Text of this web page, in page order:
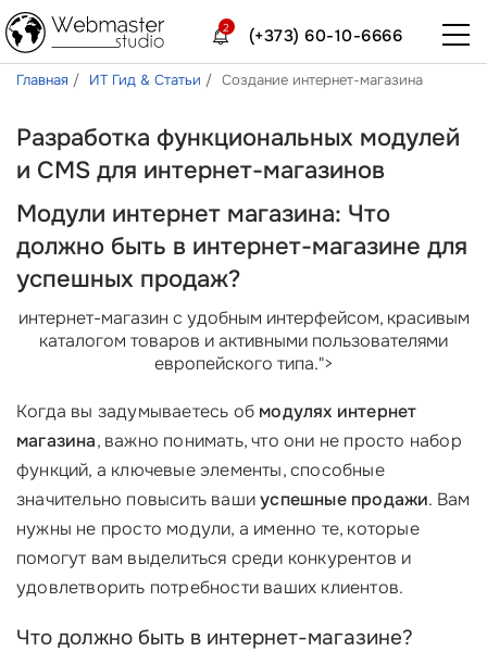
(+373) 60-10-6666
2
Главная ИТ Гид & Статьи Создание интернет-магазина
Разработка функциональных модулей
и CMS для интернет-магазинов
Модули интернет магазина: Что
должно быть в интернет-магазине для
успешных продаж?
интернет-магазин с удобным интерфейсом, красивым
каталогом товаров и активными пользователями
европейского типа.">
Когда вы задумываетесь об модулях интернет
магазина, важно понимать, что они не просто набор
функций, а ключевые элементы, способные
значительно повысить вашиуспешные продажи. Вам
нужны не просто модули, а именно те, которые
помогут вам выделиться среди конкурентов и
удовлетворить потребности ваших клиентов.
Что должно быть в интернет-магазине?